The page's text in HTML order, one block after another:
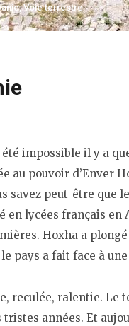
,Voie terrestre
impossible il y a
au pouvoir d’Enver
savez peut-être que
en lycées français en
Hoxha a
le pays a fait face à
reculée, ralentie. Le
années. Et